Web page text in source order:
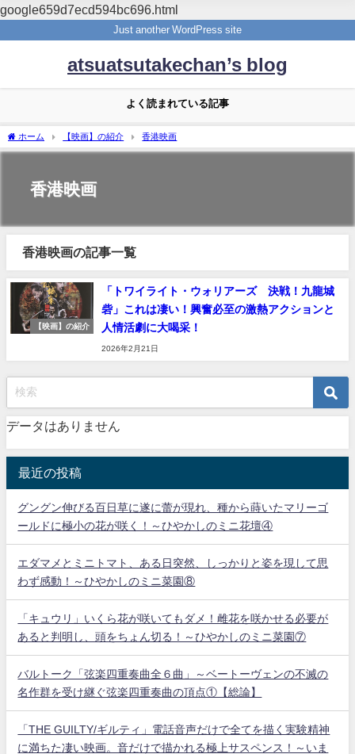
google659d7ecd594bc696.html
Just another WordPress site
atsuatsutakechan’s blog
よく読まれている記事
ホーム 【映画】の紹介 香港映画
香港映画
香港映画の記事一覧
【映画】の紹介
「トワイライト・ウォリアーズ 決戦！九龍城
砦」これは凄い！興奮必至の激熱アクションと
人情活劇に大喝采！
2026年2月21日
データはありません
最近の投稿
グングン伸びる百日草に遂に蕾が現れ、種から蒔いたマリーゴ
ールドに極小の花が咲く！～ひやかしのミニ花壇④
エダマメとミニトマト、ある日突然、しっかりと姿を現して思
わず感動！～ひやかしのミニ菜園⑧
「キュウリ」いくら花が咲いてもダメ！雌花を咲かせる必要が
あると判明し、頭をちょん切る！～ひやかしのミニ菜園⑦
バルトーク「弦楽四重奏曲全６曲」～ベートーヴェンの不滅の
名作群を受け継ぐ弦楽四重奏曲の頂点①【総論】
「THE GUILTY/ギルティ」電話音声だけで全てを描く実験精神
に満ちた凄い映画。音だけで描かれる極上サスペンス！～いま